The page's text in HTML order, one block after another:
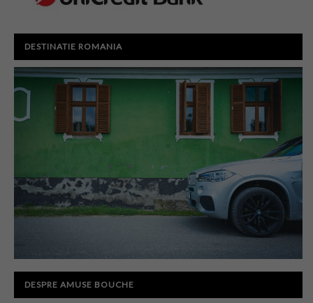
DESTINATIE ROMANIA
DESPRE AMUSE BOUCHE